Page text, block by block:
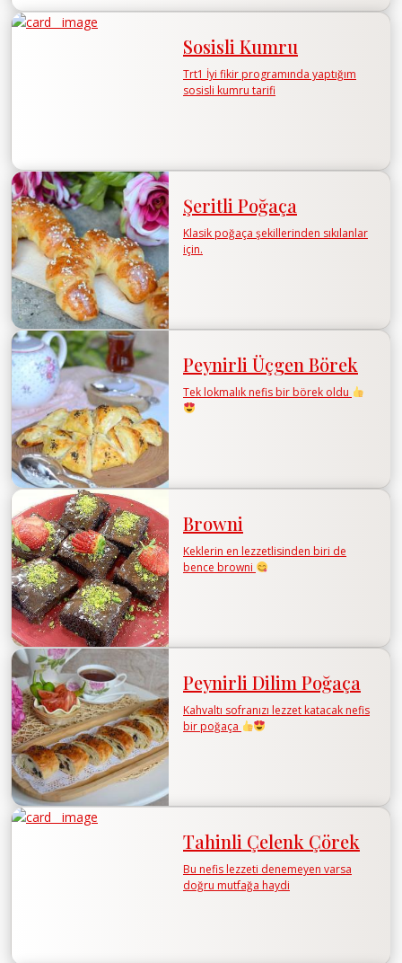
Sosisli Kumru
Trt1 İyi fikir programında yaptığım
sosisli kumru tarifi
Şeritli Poğaça
Klasik poğaça şekillerinden sıkılanlar
için.
Peynirli Üçgen Börek
Tek lokmalık nefis bir börek oldu
Browni
Keklerin en lezzetlisinden biri de
bence browni
Peynirli Dilim Poğaça
Kahvaltı sofranızı lezzet katacak nefis
bir poğaça
Tahinli Çelenk Çörek
Bu nefis lezzeti denemeyen varsa
doğru mutfağa haydi